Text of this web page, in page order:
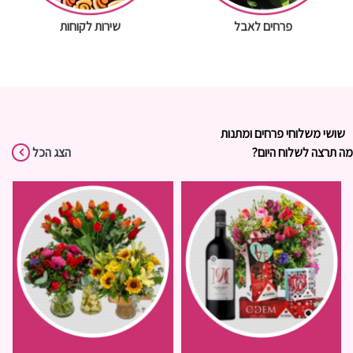
פרחים לאבל שירות לקוחות
שושי משלוחי פרחים ומתנות
מה תרצה לשלוח היום?
הצג הכל